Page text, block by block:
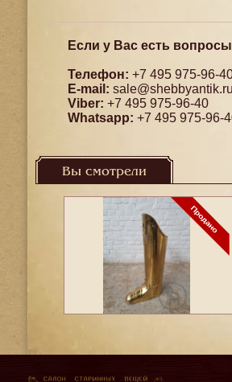
Если у Вас есть
Телефон: +7 495 975-96-
E-mail: sale@shebbyantik.ru
Viber: +7 495 975-96-40
Whatsapp: +7 495 975-96-
Вы смотрели